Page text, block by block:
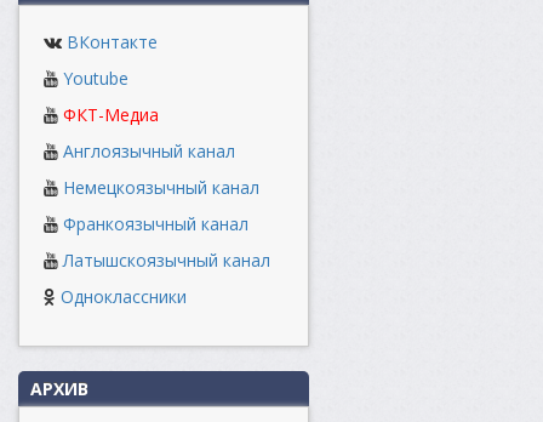
ВКонтакте
Youtube
ФКТ-Медиа
Англоязычный канал
Немецкоязычный канал
Франкоязычный канал
Латышскоязычный канал
Одноклассники
АРХИВ